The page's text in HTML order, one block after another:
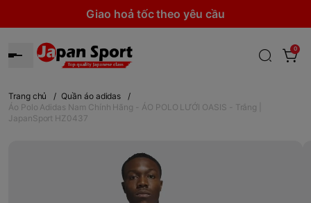
Giao hoả tốc theo yêu cầu
0
Trang chủ / Quần áo adidas
/
Áo Polo Adidas Nam Chính Hãng - ÁO POLO LƯỚI OASIS - Trắng |
JapanSport HZ0437